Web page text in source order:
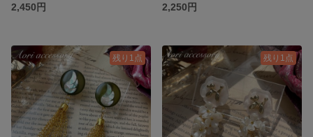
2,450円
2,250円
残り1点 残り1点